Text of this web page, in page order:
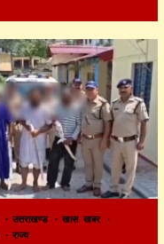
उत्तराखण्ड
खास खबर
राज्य